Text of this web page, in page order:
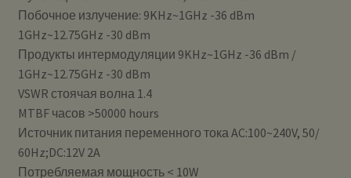
Побочное излучение: 9KHz~1GHz -36 dBm
1GHz~12.75GHz -30 dBm
Продукты интермодуляции 9KHz~1GHz -36 dBm /
1GHz~12.75GHz -30 dBm
VSWR стоячая волна 1.4
MTBF часов >50000 hours
Источник питания переменного тока AC:100~240V, 50/
60Hz;DC:12V 2A
Потребляемая мощность < 10W